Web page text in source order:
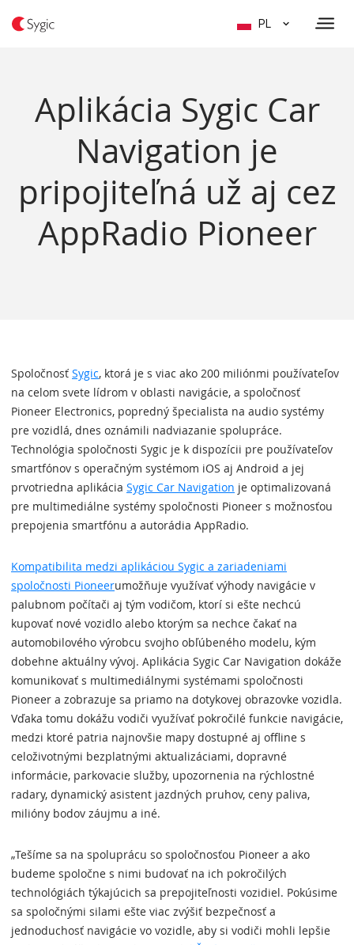
PL
Aplikácia Sygic Car
Navigation je
pripojiteľná už aj cez
AppRadio Pioneer
Spoločnosť Sygic, ktorá je s viac ako 200 miliónmi používateľov
na celom svete lídrom v oblasti navigácie, a spoločnosť
Pioneer Electronics, popredný špecialista na audio systémy
pre vozidlá, dnes oznámili nadviazanie spolupráce.
Technológia spoločnosti Sygic je k dispozícii pre používateľov
smartfónov s operačným systémom iOS aj Android a jej
prvotriedna aplikácia Sygic Car Navigation je optimalizovaná
pre multimediálne systémy spoločnosti Pioneer s možnosťou
prepojenia smartfónu a autorádia AppRadio.
Kompatibilita medzi aplikáciou Sygic a zariadeniami
spoločnosti Pioneerumožňuje využívať výhody navigácie v
palubnom počítači aj tým vodičom, ktorí si ešte nechcú
kupovať nové vozidlo alebo ktorým sa nechce čakať na
automobilového výrobcu svojho obľúbeného modelu, kým
dobehne aktuálny vývoj. Aplikácia Sygic Car Navigation dokáže
komunikovať s multimediálnymi systémami spoločnosti
Pioneer a zobrazuje sa priamo na dotykovej obrazovke vozidla.
Vďaka tomu dokážu vodiči využívať pokročilé funkcie navigácie,
medzi ktoré patria najnovšie mapy dostupné aj offline s
celoživotnými bezplatnými aktualizáciami, dopravné
informácie, parkovacie služby, upozornenia na rýchlostné
radary, dynamický asistent jazdných pruhov, ceny paliva,
milióny bodov záujmu a iné.
„Tešíme sa na spoluprácu so spoločnosťou Pioneer a ako
budeme spoločne s nimi budovať na ich pokročilých
technológiách týkajúcich sa prepojiteľnosti vozidiel. Pokúsime
sa spoločnými silami ešte viac zvýšiť bezpečnosť a
jednoduchosť navigácie vo vozidle, aby si vodiči mohli lepšie